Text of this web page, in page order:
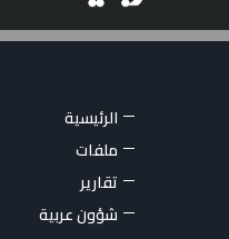
الرئيسية
ملفات
تقارير
شؤون عربية